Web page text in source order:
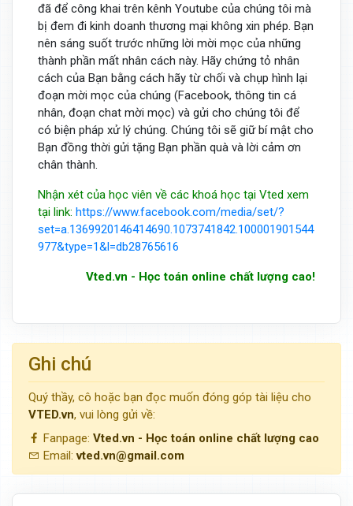
đã để công khai trên kênh Youtube của chúng tôi mà
bị đem đi kinh doanh thương mại không xin phép. Bạn
nên sáng suốt trước những lời mời mọc của những
thành phần mất nhân cách này. Hãy chứng tỏ nhân
cách của Bạn bằng cách hãy từ chối và chụp hình lại
đoạn mời mọc của chúng (Facebook, thông tin cá
nhân, đoạn chat mời mọc) và gửi cho chúng tôi để
có biện pháp xử lý chúng. Chúng tôi sẽ giữ bí mật cho
Bạn đồng thời gửi tặng Bạn phần quà và lời cảm ơn
chân thành.
Nhận xét của học viên về các khoá học tại Vted xem
tại link: https://www.facebook.com/media/set/?
set=a.1369920146414690.1073741842.100001901544
977&type=1&l=db28765616
Vted.vn - Học toán online chất lượng cao!
Ghi chú
Quý thầy, cô hoặc bạn đọc muốn đóng góp tài liệu cho
VTED.vn, vui lòng gửi về:
Fanpage: Vted.vn - Học toán online chất lượng cao
Email:vted.vn@gmail.com